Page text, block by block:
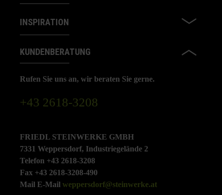
INSPIRATION
KUNDENBERATUNG
Rufen Sie uns an, wir beraten Sie gerne.
+43 2618-3208
FRIEDL STEINWERKE GMBH
7331 Weppersdorf, Industriegelände 2
Telefon +43 2618-3208
Fax +43 2618-3208-490
Mail E-Mail weppersdorf@steinwerke.at